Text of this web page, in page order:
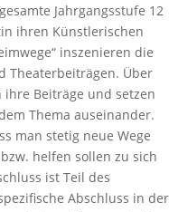
Jahrgangsstufe 12
ihren Künstlerischen
inszenieren die
Theaterbeiträgen. Über
Beiträge und setzen
Thema auseinander.
man stetig neue Wege
helfen sollen zu sich
ist Teil des
Abschluss in der